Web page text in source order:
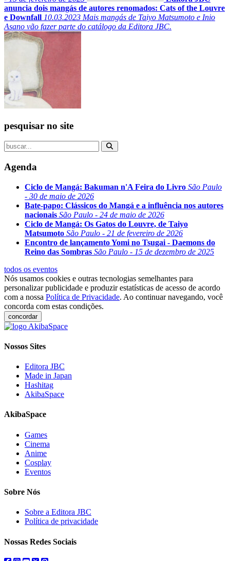
anuncia dois mangás de autores renomados: Cats of the Louvre
e Downfall 10.03.2023 Mais mangás de Taiyo Matsumoto e Inio
Asano vão fazer parte do catálogo da Editora JBC.
pesquisar no site
Agenda
Ciclo de Mangá: Bakuman n'A Feira do Livro São Paulo
- 30 de maio de 2026
Bate-papo: Clássicos do Mangá e a influência nos autores
nacionais São Paulo - 24 de maio de 2026
Ciclo de Mangá: Os Gatos do Louvre, de Taiyo
Matsumoto São Paulo - 21 de fevereiro de 2026
Encontro de lançamento Yomi no Tsugai - Daemons do
Reino das Sombras São Paulo - 15 de dezembro de 2025
todos os eventos
Nós usamos cookies e outras tecnologias semelhantes para
personalizar publicidade e produzir estatísticas de acesso de acordo
com a nossa Política de Privacidade. Ao continuar navegando, você
concorda com estas condições.
concordar
Nossos Sites
Editora JBC
Made in Japan
Hashitag
AkibaSpace
AkibaSpace
Games
Cinema
Anime
Cosplay
Eventos
Sobre Nós
Sobre a Editora JBC
Política de privacidade
Nossas Redes Sociais